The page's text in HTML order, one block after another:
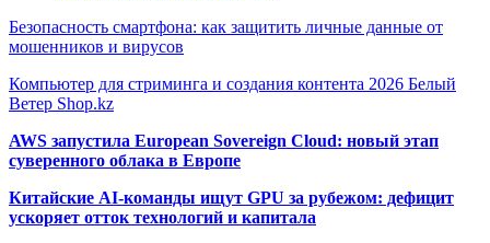
Безопасность смартфона: как защитить личные данные от
мошенников и вирусов
Компьютер для стриминга и создания контента 2026 Белый
Ветер Shop.kz
AWS запустила European Sovereign Cloud: новый этап
суверенного облака в Европе
Китайские AI-команды ищут GPU за рубежом: дефицит
ускоряет отток технологий и капитала